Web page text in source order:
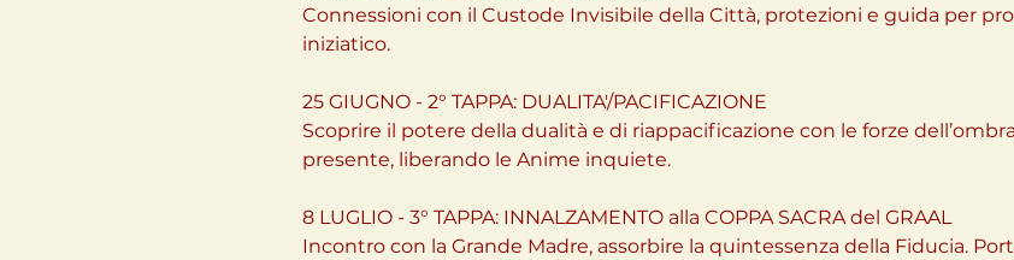
Connessioni con il Custode Invisibile della Città, protezioni e guida per
iniziatico.
25 GIUGNO - 2° TAPPA: DUALITA'/PACIFICAZIONE
Scoprire il potere della dualità e di riappacificazione con le forze
presente, liberando le Anime inquiete.
8 LUGLIO - 3° TAPPA: INNALZAMENTO alla COPPA SACRA del GRAAL
Incontro con la Grande Madre, assorbire la quintessenza della Fiducia.